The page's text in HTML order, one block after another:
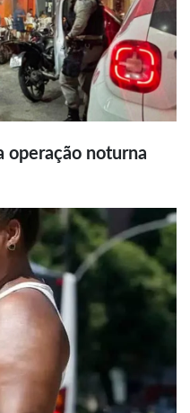
operação noturna